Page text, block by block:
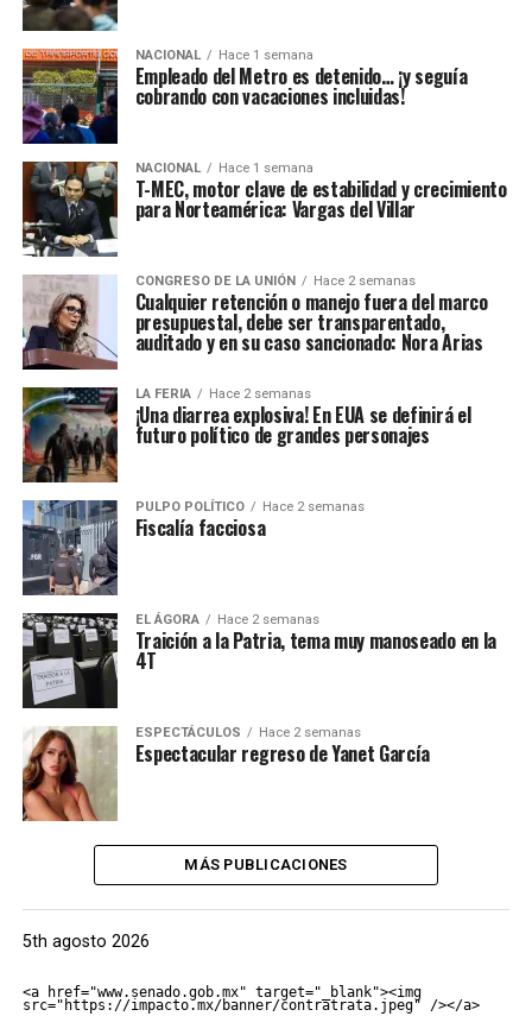
NACIONAL Hace 1 semana
Empleado del Metro es detenido… ¡y seguía
cobrando con vacaciones incluidas!
NACIONAL Hace 1 semana
T-MEC, motor clave de estabilidad y crecimiento
para Norteamérica: Vargas del Villar
CONGRESO DE LA UNIÓN Hace 2 semanas
Cualquier retención o manejo fuera del marco
presupuestal, debe ser transparentado,
auditado y en su caso sancionado: Nora Arias
LA FERIA Hace 2 semanas
¡Una diarrea explosiva! En EUA se definirá el
futuro político de grandes personajes
PULPO POLÍTICO Hace 2 semanas
Fiscalía facciosa
EL ÁGORA Hace 2 semanas
Traición a la Patria, tema muy manoseado en la
4T
ESPECTÁCULOS Hace 2 semanas
Espectacular regreso de Yanet García
MÁS PUBLICACIONES
5th agosto 2026
<a href="www.senado.gob.mx" target="_blank"><img
src="https://impacto.mx/banner/contratrata.jpeg" /></a>